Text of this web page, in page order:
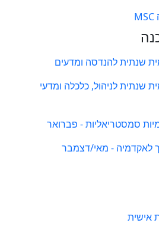
שנתית להנדסה ומדעים
שנתית לניהול, כלכלה ומדעי
סמסטריאליות - פברואר
לאקדמיה - מאי/דצמבר